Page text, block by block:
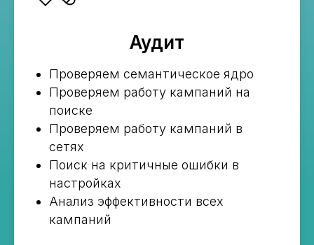
Аудит
Проверяем семантическое ядро
Проверяем работу кампаний на
поиске
Проверяем работу кампаний в
сетях
Поиск на критичные ошибки в
настройках
Анализ эффективности всех
кампаний